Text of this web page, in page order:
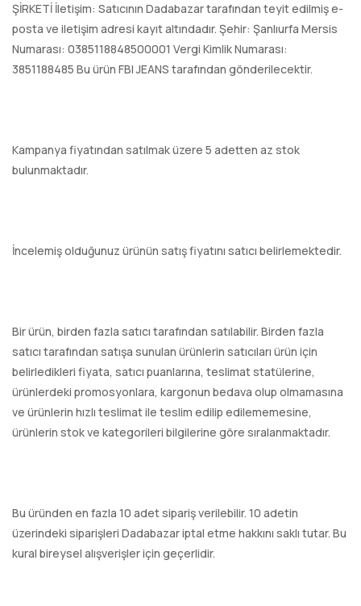
ŞİRKETİ İletişim: Satıcının Dadabazar tarafından teyit edilmiş e-
posta ve iletişim adresi kayıt altındadır. Şehir: Şanlıurfa Mersis
Numarası: 0385118848500001 Vergi Kimlik Numarası:
3851188485 Bu ürün FBI JEANS tarafından gönderilecektir.
Kampanya fiyatından satılmak üzere 5 adetten az stok
bulunmaktadır.
İncelemiş olduğunuz ürünün satış fiyatını satıcı belirlemektedir.
Bir ürün, birden fazla satıcı tarafından satılabilir. Birden fazla
satıcı tarafından satışa sunulan ürünlerin satıcıları ürün için
belirledikleri fiyata, satıcı puanlarına, teslimat statülerine,
ürünlerdeki promosyonlara, kargonun bedava olup olmamasına
ve ürünlerin hızlı teslimat ile teslim edilip edilememesine,
ürünlerin stok ve kategorileri bilgilerine göre sıralanmaktadır.
Bu üründen en fazla 10 adet sipariş verilebilir. 10 adetin
üzerindeki siparişleri Dadabazar iptal etme hakkını saklı tutar. Bu
kural bireysel alışverişler için geçerlidir.